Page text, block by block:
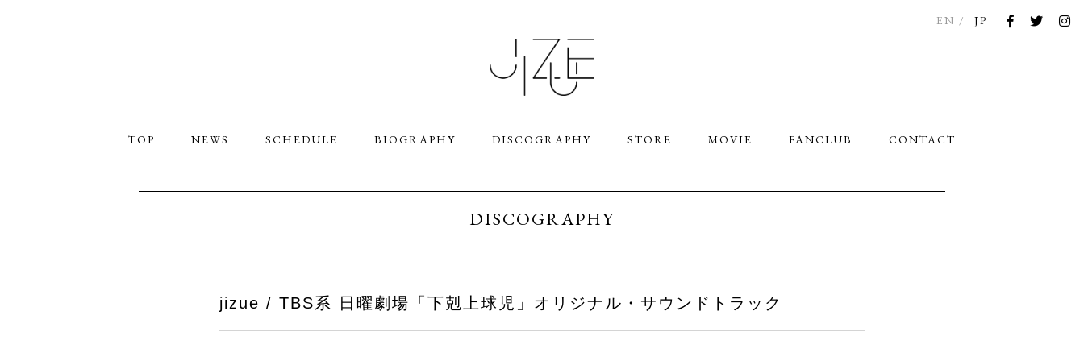
TOP NEWS SCHEDULE BIOGRAPHY DISCOGRAPHY STORE MOVIE FANCLUB CONTACT
EN JP
DISCOGRAPHY
jizue / TBS系 日曜劇場「下剋上球児」オリジナル・サウンドトラック